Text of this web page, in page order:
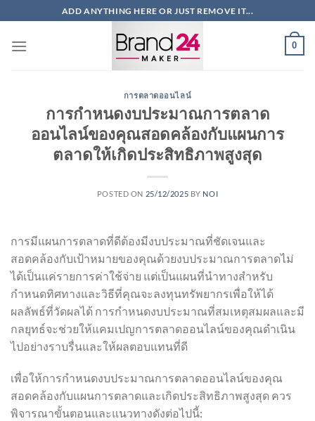
ไป
ADD ANYTHING HERE OR JUST REMOVE IT...
0
การตลาดออนไลน์
การกำหนดงบประมาณการตลาด
ออนไลน์ของคุณสอดคล้องกับแผนการ
ตลาดให้เกิดประสิทธิภาพสูงสุด
POSTED ON 25/12/2025 BY NOI
การมีแผนการตลาดที่ดีต้องมีงบประมาณที่ชัดเจนและ
สอดคล้องกับเป้าหมายของคุณด้วยงบประมาณการตลาดไม่
ได้เป็นแค่รายการค่าใช้จ่าย แต่เป็นแผนที่นำทางสำหรับ
กำหนดทิศทางและวิธีที่คุณจะลงทุนทรัพยากรเพื่อให้ได้
ผลลัพธ์ที่วัดผลได้ การกำหนดงบประมาณที่สมเหตุสมผลและมี
กลยุทธ์จะช่วยให้แคมเปญการตลาดออนไลน์ของคุณดำเนิน
ไปอย่างราบรื่นและให้ผลตอบแทนที่ดี
เพื่อให้การกำหนดงบประมาณการตลาดออนไลน์ของคุณ
สอดคล้องกับแผนการตลาดและเกิดประสิทธิภาพสูงสุด ควร
พิจารณาขั้นตอนและแนวทางดังต่อไปนี้: